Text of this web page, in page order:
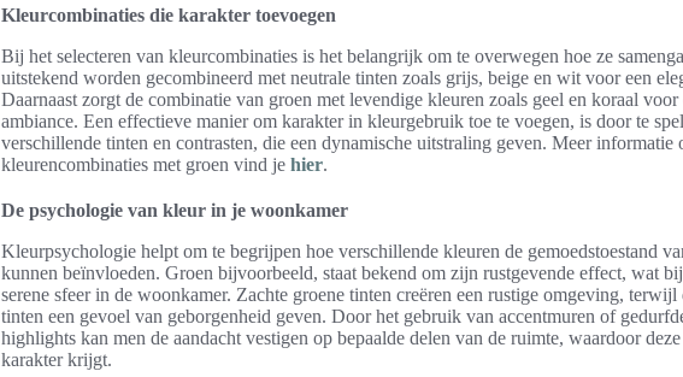
Kleurcombinaties die karakter toevoegen
Bij het selecteren van kleurcombinaties is het belangrijk om te overwegen hoe ze
uitstekend worden gecombineerd met neutrale tinten zoals grijs, beige en wit voor een
Daarnaast zorgt de combinatie van groen met levendige kleuren zoals geel en koraal voor
ambiance. Een effectieve manier om karakter in kleurgebruik toe te voegen, is door te
verschillende tinten en contrasten, die een dynamische uitstraling geven. Meer informatie
kleurencombinaties met groen vind je hier.
De psychologie van kleur in je woonkamer
Kleurpsychologie helpt om te begrijpen hoe verschillende kleuren de gemoedstoestand
kunnen beïnvloeden. Groen bijvoorbeeld, staat bekend om zijn rustgevende effect, wat
serene sfeer in de woonkamer. Zachte groene tinten creëren een rustige omgeving, terwijl
tinten een gevoel van geborgenheid geven. Door het gebruik van accentmuren of
highlights kan men de aandacht vestigen op bepaalde delen van de ruimte, waardoor
karakter krijgt.